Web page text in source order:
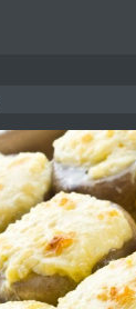
АПАРТАМЕНТ
ХАСКОВО
Давам гараж